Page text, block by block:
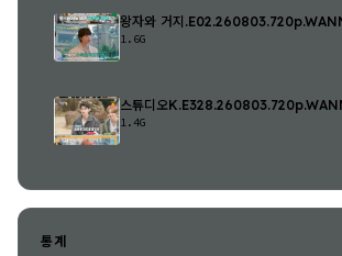
왕자와 거지
1.6G
스튜디오
1.4G
통계